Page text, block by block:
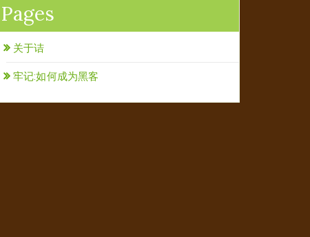
Pages
关于诘
牢记:如何成为黑客